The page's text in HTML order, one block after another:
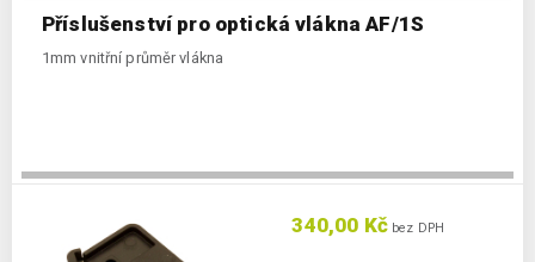
Příslušenství pro optická vlákna AF/1S
1mm vnitřní průměr vlákna
340,00 Kč bez DPH